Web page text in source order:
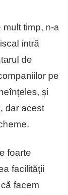
timp, n-a
intră
de
pe
și
dar acest
foarte
facilității
facem